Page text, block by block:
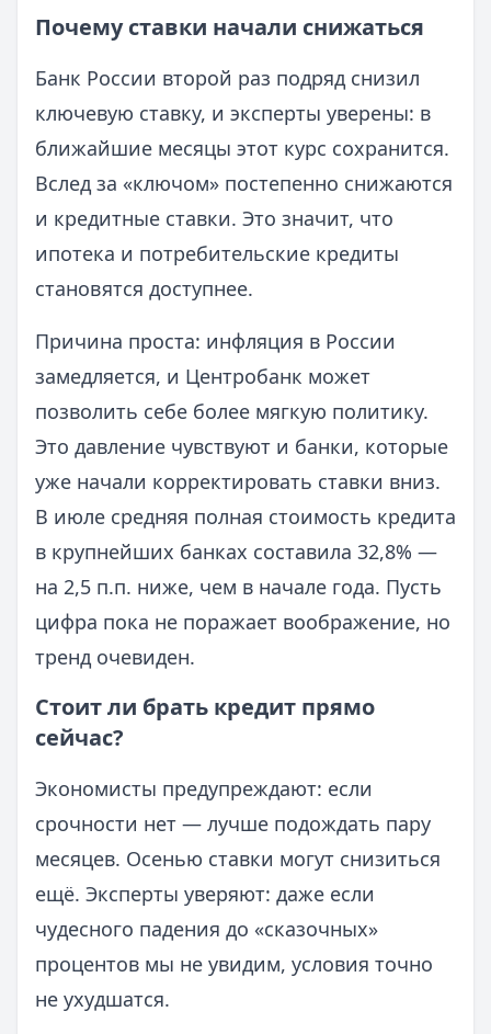
Почему ставки начали снижаться
Банк России второй раз подряд снизил
ключевую ставку, и эксперты уверены: в
ближайшие месяцы этот курс сохранится.
Вслед за «ключом» постепенно снижаются
и кредитные ставки. Это значит, что
ипотека и потребительские кредиты
становятся доступнее.
Причина проста: инфляция в России
замедляется, и Центробанк может
позволить себе более мягкую политику.
Это давление чувствуют и банки, которые
уже начали корректировать ставки вниз.
В июле средняя полная стоимость кредита
в крупнейших банках составила 32,8% —
на 2,5 п.п. ниже, чем в начале года. Пусть
цифра пока не поражает воображение, но
тренд очевиден.
Стоит ли брать кредит прямо
сейчас?
Экономисты предупреждают: если
срочности нет — лучше подождать пару
месяцев. Осенью ставки могут снизиться
ещё. Эксперты уверяют: даже если
чудесного падения до «сказочных»
процентов мы не увидим, условия точно
не ухудшатся.